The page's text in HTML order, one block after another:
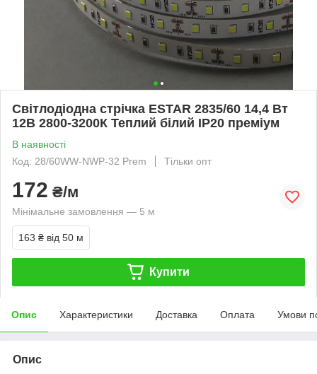
Світлодіодна стрічка ESTAR 2835/60 14,4 Вт
12В 2800-3200К Теплий білий IP20 преміум
В наявності
Код: 28/60WW-NWP-32 Prem
Тільки опт
172 ₴/м
Мінімальне замовлення — 5 м
163 ₴ від 50 м
Купити
Опис Характеристики Доставка Оплата Умови
Опис